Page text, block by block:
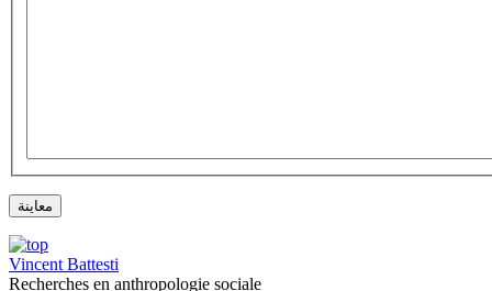
Vincent Battesti
Recherches en anthropologie sociale